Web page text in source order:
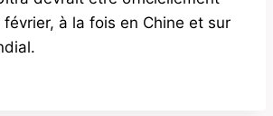
à la fois en Chine et sur